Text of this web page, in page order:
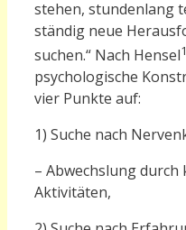
stehen, stundenlang
ständig neue
suchen.“ Nach Hensel1
psychologische
vier Punkte auf:
1) Suche nach
– Abwechslung
Aktivitäten,